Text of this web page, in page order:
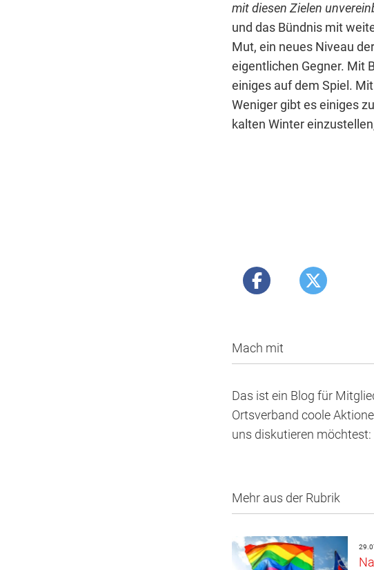
mit diesen Zielen
und das Bündnis mit
Mut, ein neues Niveau
eigentlichen Gegner. Mit
einiges auf dem Spiel.
Weniger gibt es einiges
kalten Winter
Mach mit
Das ist ein Blog für
Ortsverband coole
uns diskutieren möchtest:
Mehr aus der Rubrik